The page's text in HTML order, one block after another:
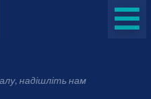
надішліть нам